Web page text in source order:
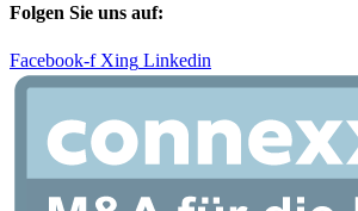
Folgen Sie uns auf:
Facebook-f Xing Linkedin